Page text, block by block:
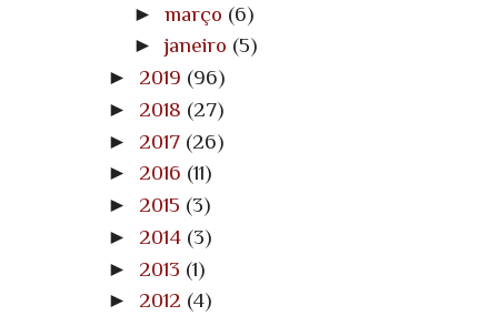
► março (6)
►janeiro (5)
► 2019 (96)
► 2018 (27)
► 2017 (26)
► 2016 (11)
► 2015 (3)
► 2014 (3)
► 2013 (1)
► 2012 (4)